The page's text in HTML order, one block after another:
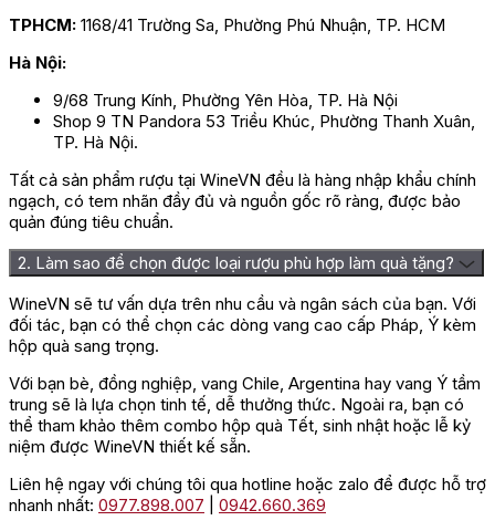
TPHCM: 1168/41 Trường Sa, Phường Phú Nhuận, TP. HCM
Hà Nội:
9/68 Trung Kính, Phường Yên Hòa, TP. Hà Nội
Shop 9 TN Pandora 53 Triều Khúc, Phường Thanh Xuân,
TP. Hà Nội.
Tất cả sản phẩm rượu tại WineVN đều là hàng nhập khẩu chính
ngạch, có tem nhãn đầy đủ và nguồn gốc rõ ràng, được bảo
quản đúng tiêu chuẩn.
2. Làm sao để chọn được loại rượu phù hợp làm quà tặng?
WineVN sẽ tư vấn dựa trên nhu cầu và ngân sách của bạn. Với
đối tác, bạn có thể chọn các dòng vang cao cấp Pháp, Ý kèm
hộp quà sang trọng.
Với bạn bè, đồng nghiệp, vang Chile, Argentina hay vang Ý tầm
trung sẽ là lựa chọn tinh tế, dễ thưởng thức. Ngoài ra, bạn có
thể tham khảo thêm combo hộp quà Tết, sinh nhật hoặc lễ kỷ
niệm được WineVN thiết kế sẵn.
Liên hệ ngay với chúng tôi qua hotline hoặc zalo để được hỗ trợ
nhanh nhất: 0977.898.007
0942.660.369